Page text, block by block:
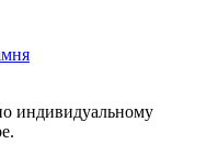
индивидуальному